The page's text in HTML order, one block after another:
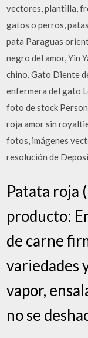
vectores, plantilla,
gatos o perros,
pata Paraguas
negro del amor, Yin
chino. Gato Diente
enfermera del gato
foto de stock
roja amor sin
fotos, imágenes
resolución de
Patata roja
producto:
de carne
variedades
vapor,
no se